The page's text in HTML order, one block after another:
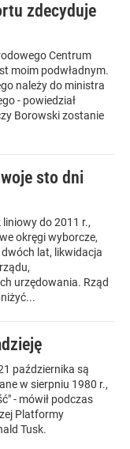
zdecyduje
Centrum
moim podwładnym.
należy do ministra
- powiedział
Borowski zostanie
sto dni
liniowy do 2011 r.,
okręgi wyborcze,
lat, likwidacja
urzędowania. Rząd
października są
w sierpniu 1980 r.,
- mówił podczas
Platformy
Tusk.